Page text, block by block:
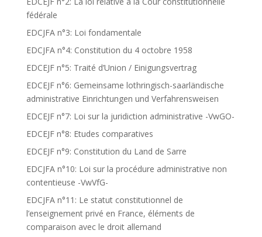
fédérale
EDCJFA n°3: Loi fondamentale
EDCJFA n°4: Constitution du 4 octobre 1958
EDCEJF n°5: Traité d’Union / Einigungsvertrag
EDCEJF n°6: Gemeinsame lothringisch-saarländische
administrative Einrichtungen und Verfahrensweisen
EDCEJF n°7: Loi sur la juridiction administrative -VwGO-
EDCEJF n°8: Etudes comparatives
EDCEJF n°9: Constitution du Land de Sarre
EDCJFA n°10: Loi sur la procédure administrative non
contentieuse -VwVfG-
EDCJFA n°11: Le statut constitutionnel de
l’enseignement privé en France, éléments de
comparaison avec le droit allemand